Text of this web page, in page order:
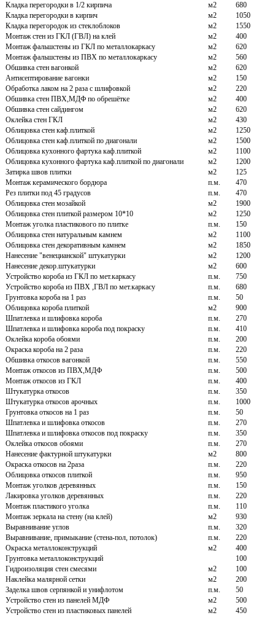
Кладка перегородки в 1/2 кирпича
м2
680
Кладка перегородки в кирпич
м2
1050
Кладка перегородок из стеклоблоков
м2
1550
Монтаж стен из ГКЛ (ГВЛ) на клей
м2
400
Монтаж фальшстены из ГКЛ по металлокаркасу
м2
620
Монтаж фальшстены из ПВХ по металлокаркасу
м2
560
Обшивка стен вагонкой
м2
620
Антисептирование вагонки
м2
150
Обработка лаком на 2 раза с шлифовкой
м2
220
Обшивка стен ПВХ,МДФ по обрешётке
м2
400
Обшивка стен сайдингом
м2
620
Оклейка стен ГКЛ
м2
430
Облицовка стен каф.плиткой
м2
1250
Облицовка стен каф.плиткой по диагонали
м2
1500
Облицовка кухонного фартука каф.плиткой
м2
1100
Облицовка кухонного фартука каф.плиткой по диагонали
м2
1200
Затирка швов плитки
м2
125
Монтаж керамического бордюра
п.м.
470
Рез плитки под 45 градусов
п.м.
470
Облицовка стен мозайкой
м2
1900
Облицовка стен плиткой размером 10*10
м2
1250
Монтаж уголка пластикового по плитке
п.м.
150
Облицовка стен натуральным камнем
м2
1100
Облицовка стен декоративным камнем
м2
1850
Нанесение "венецианской" штукатурки
м2
1200
Нанесение декор.штукатурки
м2
600
Устройство короба из ГКЛ по мет.каркасу
п.м.
750
Устройство короба из ПВХ ,ГВЛ по мет.каркасу
п.м.
680
Грунтовка короба на 1 раз
п.м.
50
Облицовка короба плиткой
м2
900
Шпатлевка и шлифовка короба
п.м.
270
Шпатлевка и шлифовка короба под покраску
п.м.
410
Оклейка короба обоями
п.м.
200
Окраска короба на 2 раза
п.м.
220
Обшивка откосов вагонкой
п.м.
550
Монтаж откосов из ПВХ,МДФ
п.м.
500
Монтаж откосов из ГКЛ
п.м.
400
Штукатурка откосов
п.м.
350
Штукатурка откосов арочных
п.м.
1000
Грунтовка откосов на 1 раз
п.м.
50
Шпатлевка и шлифовка откосов
п.м.
270
Шпатлевка и шлифовка откосов под покраску
п.м.
350
Оклейка откосов обоями
п.м.
270
Нанесение фактурной штукатурки
м2
800
Окраска откосов на 2раза
п.м.
220
Облицовка откосов плиткой
п.м.
950
Монтаж уголков деревянных
п.м.
150
Лакировка уголков деревянных
п.м.
220
Монтаж пластикого уголка
п.м.
110
Монтаж зеркала на стену (на клей)
м2
930
Выравнивание углов
п.м.
320
Выравнивание, примыкание (стена-пол, потолок)
п.м.
220
Окраска металлоконструкций
м2
400
Грунтовка металлоконструкций
100
Гидроизоляция стен смесями
м2
100
Наклейка малярной сетки
м2
200
Заделка швов серпянкой и унифлотом
п.м.
50
Устройство стен из панелей МДФ
м2
500
Устройство стен из пластиковых панелей
м2
450